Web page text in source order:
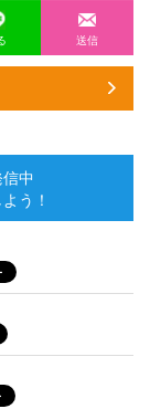
送信
中
う！